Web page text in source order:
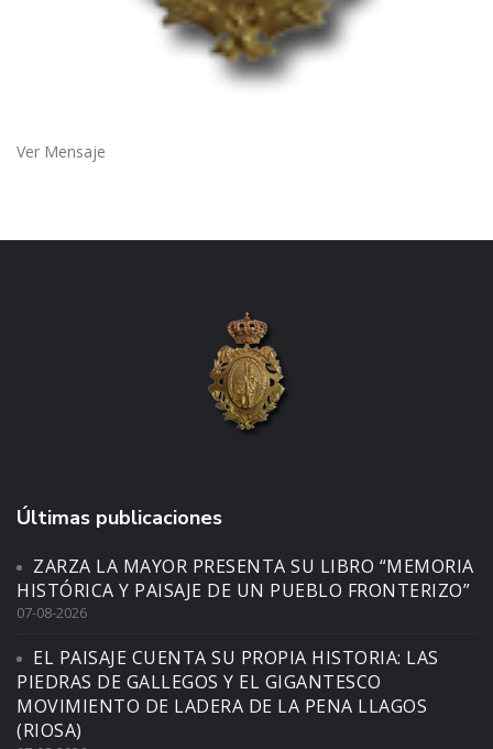
Ver Mensaje
Últimas publicaciones
ZARZA LA MAYOR PRESENTA SU LIBRO “MEMORIA
HISTÓRICA Y PAISAJE DE UN PUEBLO FRONTERIZO”
07-08-2026
EL PAISAJE CUENTA SU PROPIA HISTORIA: LAS
PIEDRAS DE GALLEGOS Y EL GIGANTESCO
MOVIMIENTO DE LADERA DE LA PENA LLAGOS
(RIOSA)